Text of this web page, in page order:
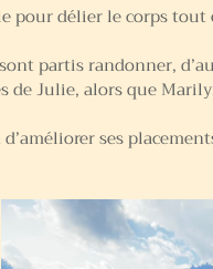
pour délier le corps tout
partis randonner,
de Julie, alors que
ses